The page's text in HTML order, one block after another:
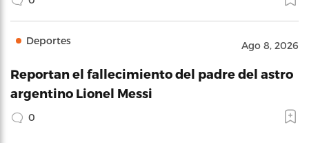
Deportes Ago 8, 2026
Reportan el fallecimiento del padre del astro
argentino Lionel Messi
0